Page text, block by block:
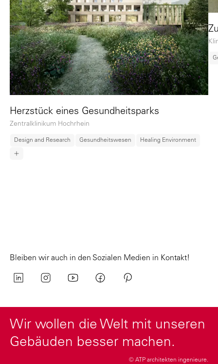
Herzstück eines Gesundheitsparks
Zentralklinikum Hochrhein
Design and Research Gesundheitswesen Healing Environment
Bleiben wir auch in den Sozialen Medien in Kontakt!
Wir wollen die Welt mit unseren
Gebäuden besser machen.
© ATP architekten ingenieure.